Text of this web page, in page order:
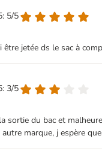
5/5
jetée ds le sac à
3/5
sortie du bac et
marque, j espère